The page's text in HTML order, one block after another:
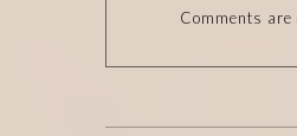
Comments are